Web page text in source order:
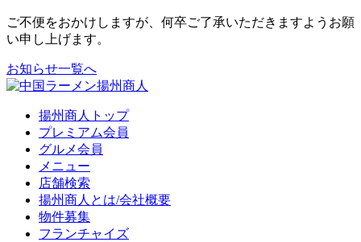
ご不便をおかけしますが、何卒ご了承いただきますようお願
い申し上げます。
お知らせ一覧へ
揚州商人トップ
プレミアム会員
グルメ会員
メニュー
店舗検索
揚州商人とは/会社概要
物件募集
フランチャイズ